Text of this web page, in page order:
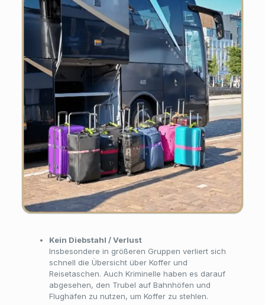
Kein Diebstahl / Verlust
Insbesondere in größeren Gruppen verliert sich
schnell die Übersicht über Koffer und
Reisetaschen. Auch Kriminelle haben es darauf
abgesehen, den Trubel auf Bahnhöfen und
Flughäfen zu nutzen, um Koffer zu stehlen.